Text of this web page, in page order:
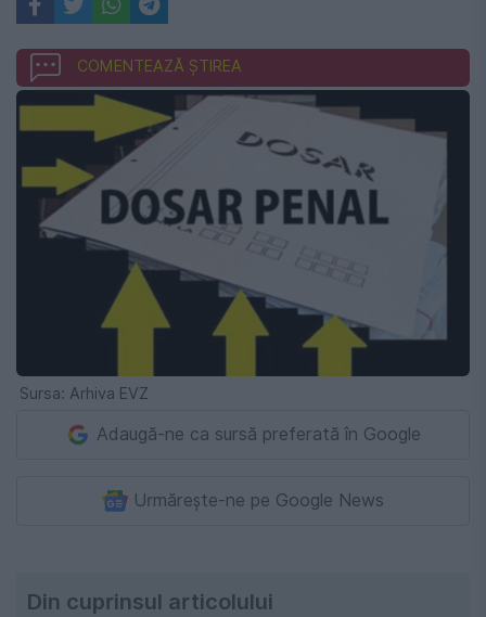
COMENTEAZĂ ȘTIREA
Sursa: Arhiva EVZ
Adaugă-ne ca sursă preferată în Google
Urmărește-ne pe Google News
Din cuprinsul articolului